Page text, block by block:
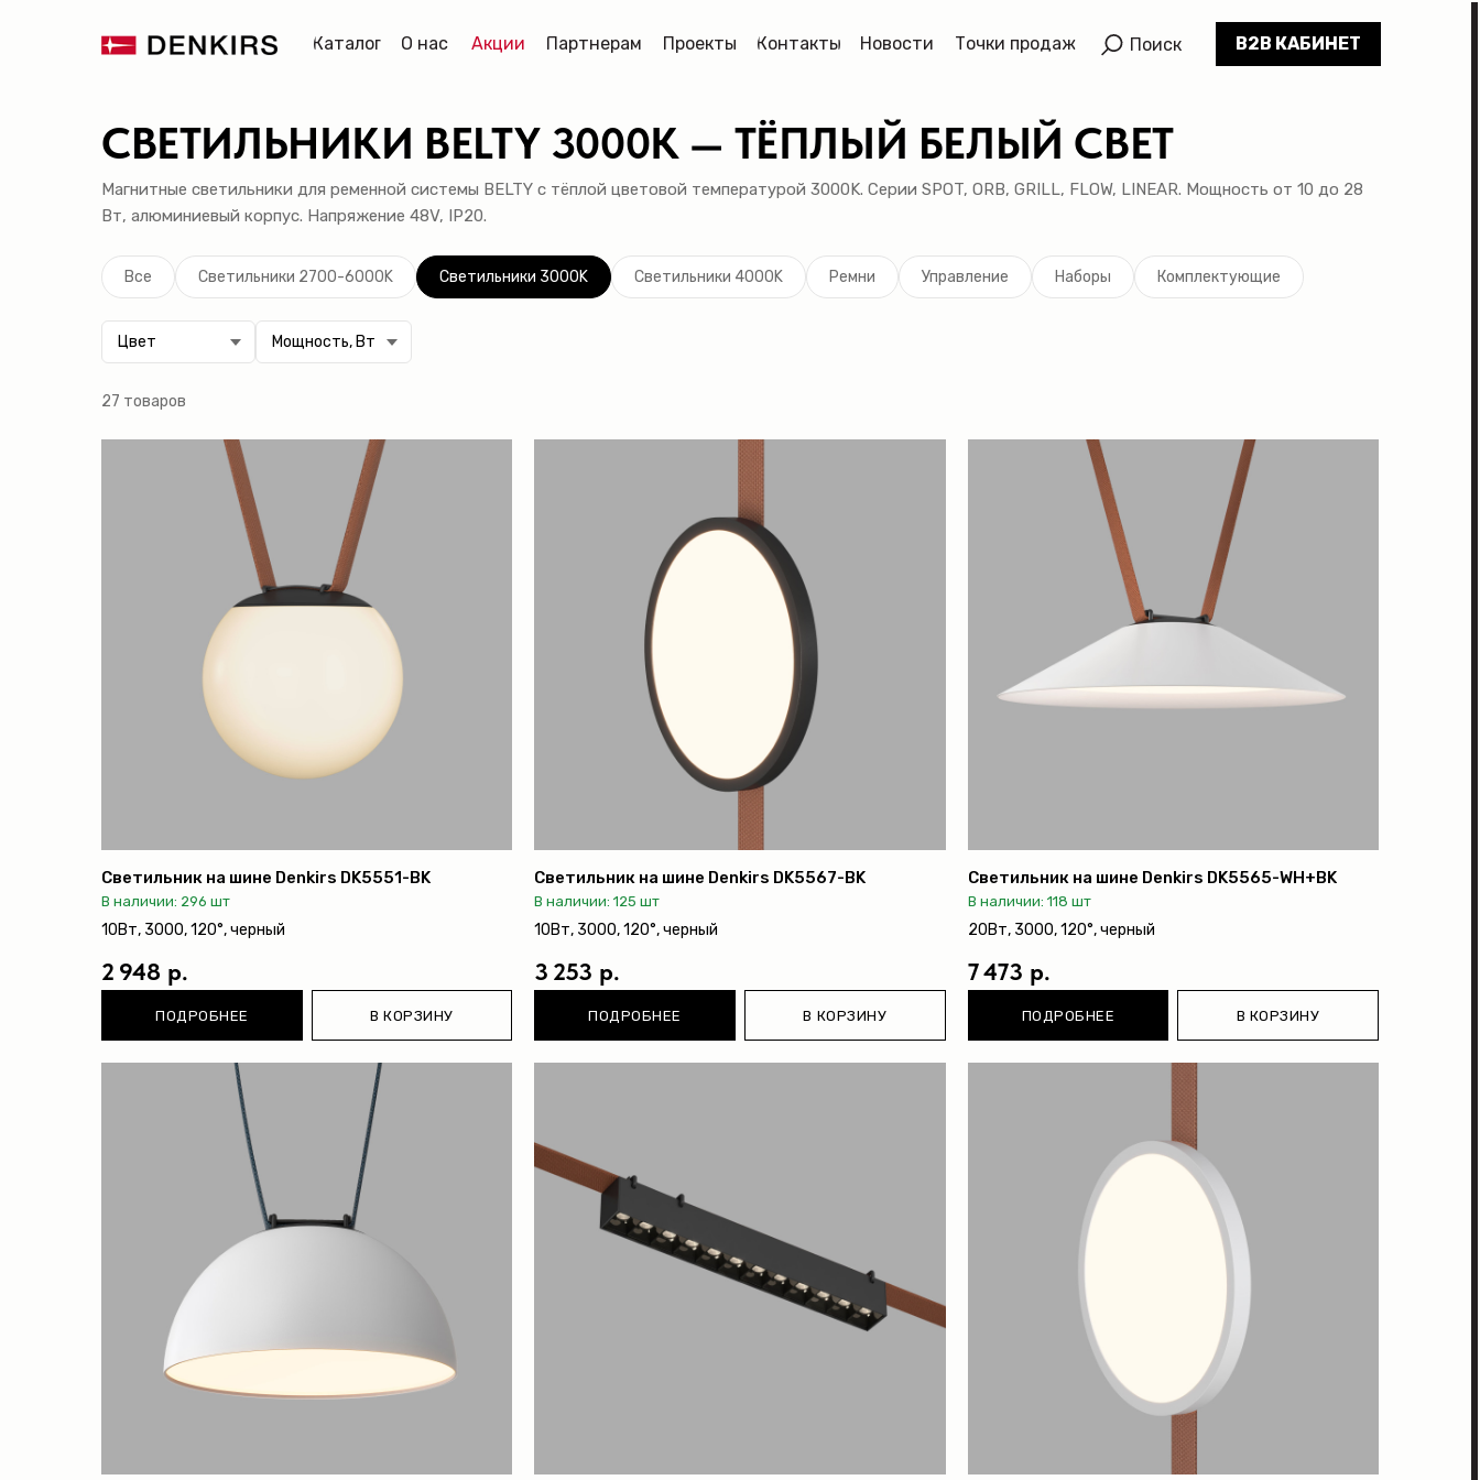
Поиск
Каталог О нас Партнерам Контакты Новости
Проекты
Акции B2B КАБИНЕТ
Точки продаж
СВЕТИЛЬНИКИ BELTY 3000K — ТЁПЛЫЙ БЕЛЫЙ СВЕТ
Магнитные светильники для ременной системы BELTY с тёплой цветовой температурой 3000K. Серии SPOT, ORB, GRILL, FLOW, LINEAR. Мощность от 10 до 28
Вт, алюминиевый корпус. Напряжение 48V, IP20.
Все Светильники 2700-6000K Светильники 3000K Светильники 4000K Ремни Управление Наборы Комплектующие
27 товаров
Светильник на шине Denkirs DK5551-BK
В наличии: 296 шт
10Вт, 3000, 120°, черный
2 948 р.
ПОДРОБНЕЕ В КОРЗИНУ
Светильник на шине Denkirs DK5567-BK
В наличии: 125 шт
10Вт, 3000, 120°, черный
3 253 р.
ПОДРОБНЕЕ В КОРЗИНУ
Светильник на шине Denkirs DK5565-WH+BK
В наличии: 118 шт
20Вт, 3000, 120°, черный
7 473 р.
ПОДРОБНЕЕ В КОРЗИНУ